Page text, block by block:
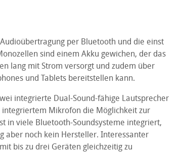
per Bluetooth und die einst
sind einem Akku gewichen, der das
lang mit Strom versorgt und zudem über
und Tablets bereitstellen kann.
integrierte Dual-Sound-fähige Lautsprecher
integriertem Mikrofon die Möglichkeit zur
in viele Bluetooth-Soundsysteme integriert,
aber noch kein Hersteller. Interessanter
bis zu drei Geräten gleichzeitig zu